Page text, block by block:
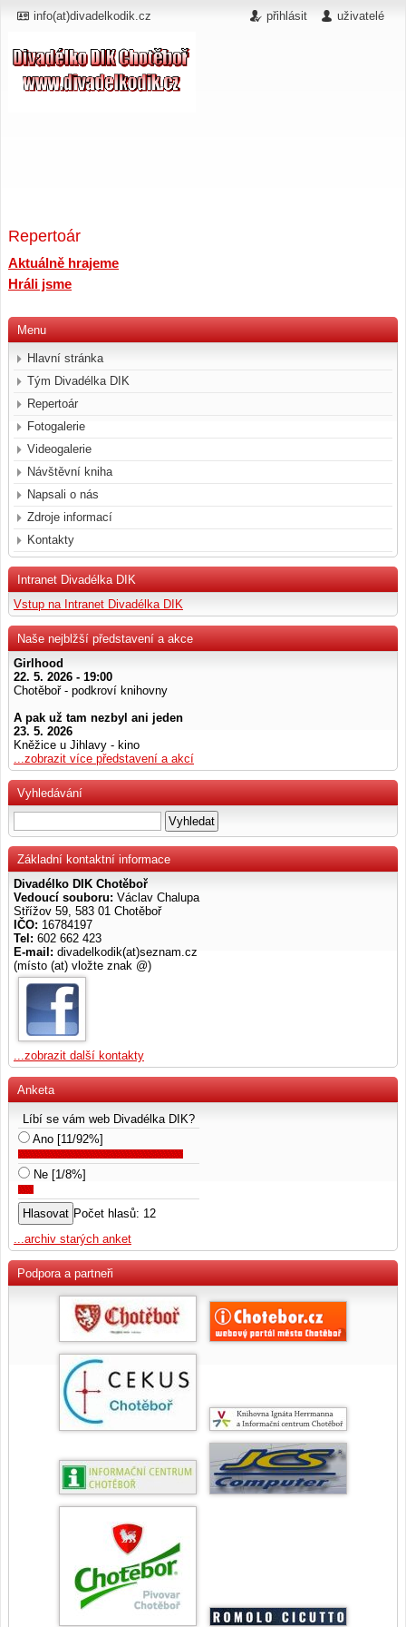
info(at)divadelkodik.cz přihlásit uživatelé
Repertoár
Aktuálně hrajeme
Hráli jsme
Menu
Hlavní stránka
Tým Divadélka DIK
Repertoár
Fotogalerie
Videogalerie
Návštěvní kniha
Napsali o nás
Zdroje informací
Kontakty
Intranet Divadélka DIK
Vstup na Intranet Divadélka DIK
Naše nejblžší představení a akce
Girlhood
22. 5. 2026 - 19:00
Chotěboř - podkroví knihovny
A pak už tam nezbyl ani jeden
23. 5. 2026
Kněžice u Jihlavy - kino
...zobrazit více představení a akcí
Vyhledávání
Základní kontaktní informace
Divadélko DIK Chotěboř
Vedoucí souboru: Václav Chalupa
Střížov 59, 583 01 Chotěboř
IČO: 16784197
Tel: 602 662 423
E-mail: divadelkodik(at)seznam.cz
(místo (at) vložte znak @)
...zobrazit další kontakty
Anketa
Líbí se vám web Divadélka DIK?
Ano [11/92%]
Ne [1/8%]
Počet hlasů: 12
...archiv starých anket
Podpora a partneři